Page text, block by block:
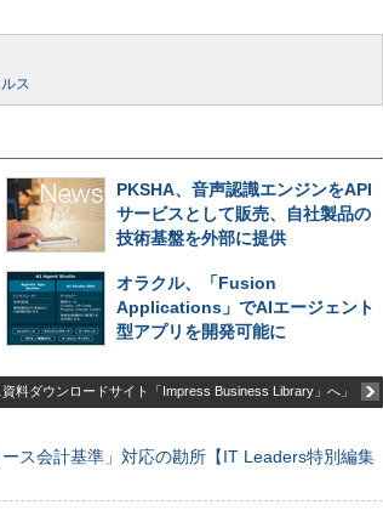
ス
PKSHA、音声認識エンジンをAPI
サービスとして販売、自社製品の
技術基盤を外部に提供
オラクル、「Fusion
Applications」でAIエージェント
型アプリを開発可能に
資料ダウンロードサイト「Impress Business Library」へ」
ス会計基準」対応の勘所【IT Leaders特別編集